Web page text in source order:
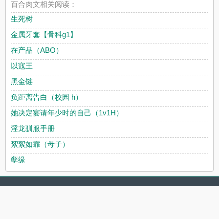
百合肉文相关阅读：
生死树
金属牙套【骨科g1】
在产品（ABO）
以寇王
黑金链
负距离告白（校园 h）
她决定宴请年少时的自己（1v1H）
淫龙驯服手册
絮絮如霏（母子）
孽缘